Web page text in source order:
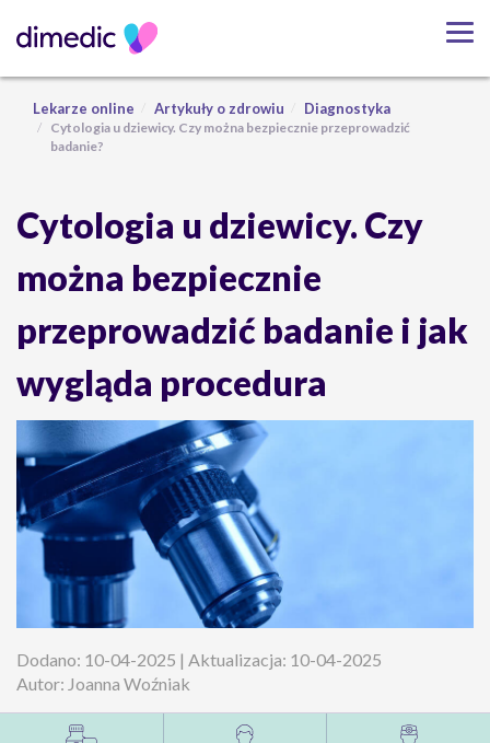
Lekarze online Artykuły o zdrowiu Diagnostyka
Cytologia u dziewicy. Czy można bezpiecznie przeprowadzić
badanie?
Cytologia u dziewicy. Czy
można bezpiecznie
przeprowadzić badanie i jak
wygląda procedura
Dodano: 10-04-2025 | Aktualizacja: 10-04-2025
Autor: Joanna Woźniak